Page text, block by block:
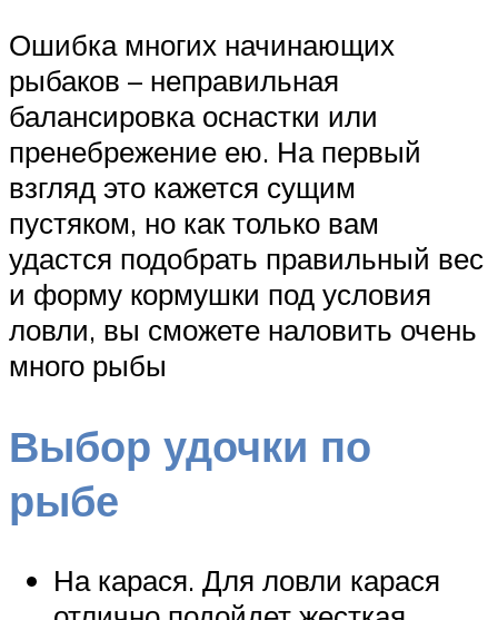
Ошибка многих начинающих
рыбаков – неправильная
балансировка оснастки или
пренебрежение ею. На первый
взгляд это кажется сущим
пустяком, но как только вам
удастся подобрать правильный вес
и форму кормушки под условия
ловли, вы сможете наловить очень
много рыбы
Выбор удочки по
рыбе
На карася. Для ловли карася